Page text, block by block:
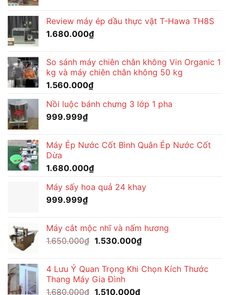
Review máy ép dầu thực vật T-Hawa TH8S
1.680.000₫
So sánh máy chiên chân không Vin Organic 1
kg và máy chiên chân không 50 kg
1.560.000₫
Nồi luộc bánh chưng 3 lớp 1 pha
999.999₫
Máy Ép Nước Cốt Bình Quân Ép Nước Cốt
Dừa
1.680.000₫
Máy sấy hoa quả 24 khay
999.999₫
Máy cắt mộc nhĩ và nấm hương
1.650.000₫ Giá
1.650.000₫.
1.530.000₫Giá
là:
4 Lưu Ý Quan Trọng Khi Chọn Kích Thước
Thang Máy Gia Đình
1.680.000₫ Giá
1.510.000₫Giá